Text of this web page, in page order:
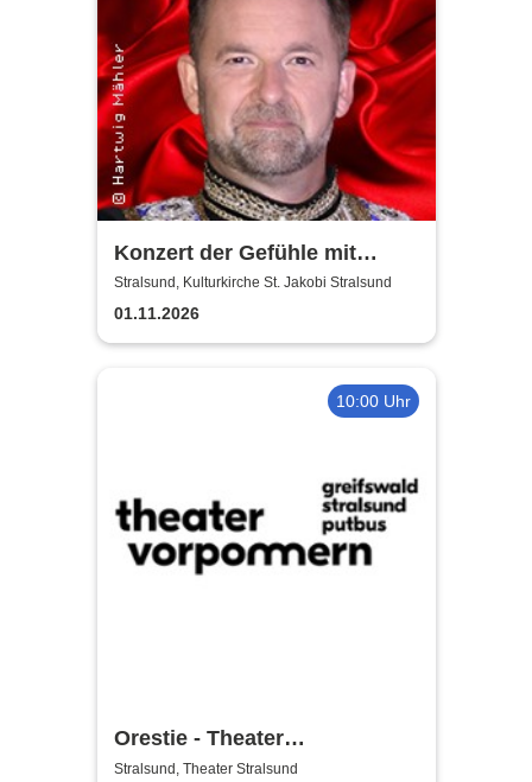
Konzert der Gefühle mit
Ronny Weiland
Stralsund, Kulturkirche St. Jakobi Stralsund
01.11.2026
10:00 Uhr
Orestie - Theater
Vorpommern
Stralsund, Theater Stralsund